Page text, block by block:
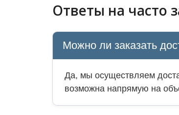
Ответы на часто
Можно ли заказать
Да, мы осуществляем
возможна напрямую на